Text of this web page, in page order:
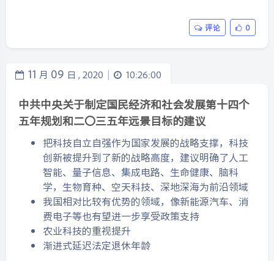
评论 0
11 月 09 日 , 2020 | 10:26:00
中共中央关于制定国民经济和社会发展第十四个
五年规划和二〇三五年远景目标的建议
把科技自立自强作为国家发展的战略支撑，科技
创新被提升到了新的战略高度，建议明确了人工
智能、量子信息、集成电路、生命健康、脑科
学，生物育种、空天科技、深地深海为前沿领域
我国相对比较有优势的领域，像新能源汽车、消
费电子等也有望进一步享受政策支持
农业科技的重视提升
渐进式延迟法定退休年龄